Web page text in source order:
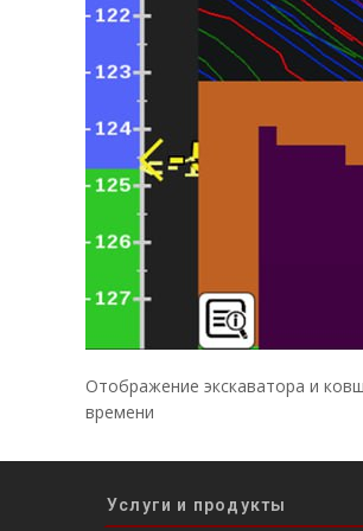
Отображение экскаватора и
времени
Услуги и продукты